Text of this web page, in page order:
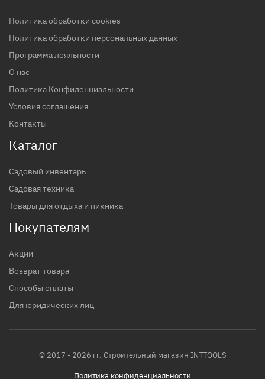
Политика обработки cookies
Политика обработки персональных данных
Программа лояльности
О нас
Политика Конфиденциальности
Условия соглашения
Контакты
Каталог
Садовый инвентарь
Садовая техника
Товары для отдыха и пикника
Покупателям
Акции
Возврат товара
Способы оплаты
Для юридических лиц
© 2017 - 2026 гг. Строительный магазин INTTOOLS
Политика конфиденциальности